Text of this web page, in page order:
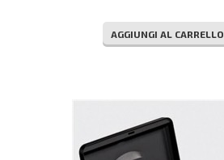
AGGIUNGI AL CARRELLO